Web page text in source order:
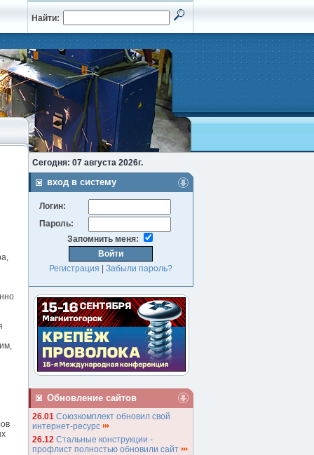
Найти:
Сегодня: 07 августа 2026г.
вход в систему
Логин:
Пароль:
Запомнить меня:
Регистрация Забыли пароль?
Обновление сайтов
26.01 Союзкомплект обновил свой
интернет-ресурс
26.12 Стальные конструкции -
профлист полностью обновили сайт